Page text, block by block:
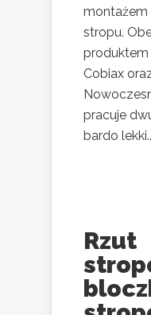
montażem
stropu.
produktem
Cobiax
pracuje
bardo
Rzut